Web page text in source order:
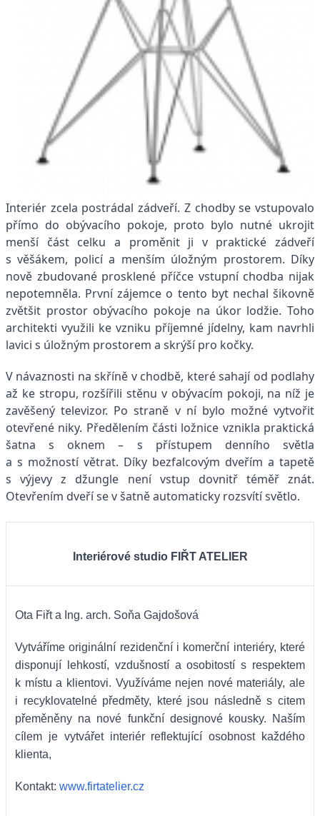
Interiér zcela postrádal zádveří. Z chodby se vstupovalo
přímo do obývacího pokoje, proto bylo nutné ukrojit
menší část celku a proměnit ji v praktické zádveří
s věšákem, policí a menším úložným prostorem. Díky
nově zbudované prosklené příčce vstupní chodba nijak
nepotemněla. První zájemce o tento byt nechal šikovně
zvětšit prostor obývacího pokoje na úkor lodžie. Toho
architekti využili ke vzniku příjemné jídelny, kam navrhli
lavici s úložným prostorem a skrýší pro kočky.
V návaznosti na skříně v chodbě, které sahají od podlahy
až ke stropu, rozšířili stěnu v obývacím pokoji, na níž je
zavěšený televizor. Po straně v ní bylo možné vytvořit
otevřené niky. Předělením části ložnice vznikla praktická
šatna s oknem – s přístupem denního světla
a s možností větrat. Díky bezfalcovým dveřím a tapetě
s výjevy z džungle není vstup dovnitř téměř znát.
Otevřením dveří se v šatně automaticky rozsvítí světlo.
Interiérové studio FIŘT ATELIER
Ota Fiřt a Ing. arch. Soňa Gajdošová
Vytváříme originální rezidenční i komerční interiéry, které
disponují lehkostí, vzdušností a osobitostí s respektem
k místu a klientovi. Využíváme nejen nové materiály, ale
i recyklovatelné předměty, které jsou následně s citem
přeměněny na nové funkční designové kousky. Naším
cílem je vytvářet interiér reflektující osobnost každého
klienta,
Kontakt: www.firtatelier.cz